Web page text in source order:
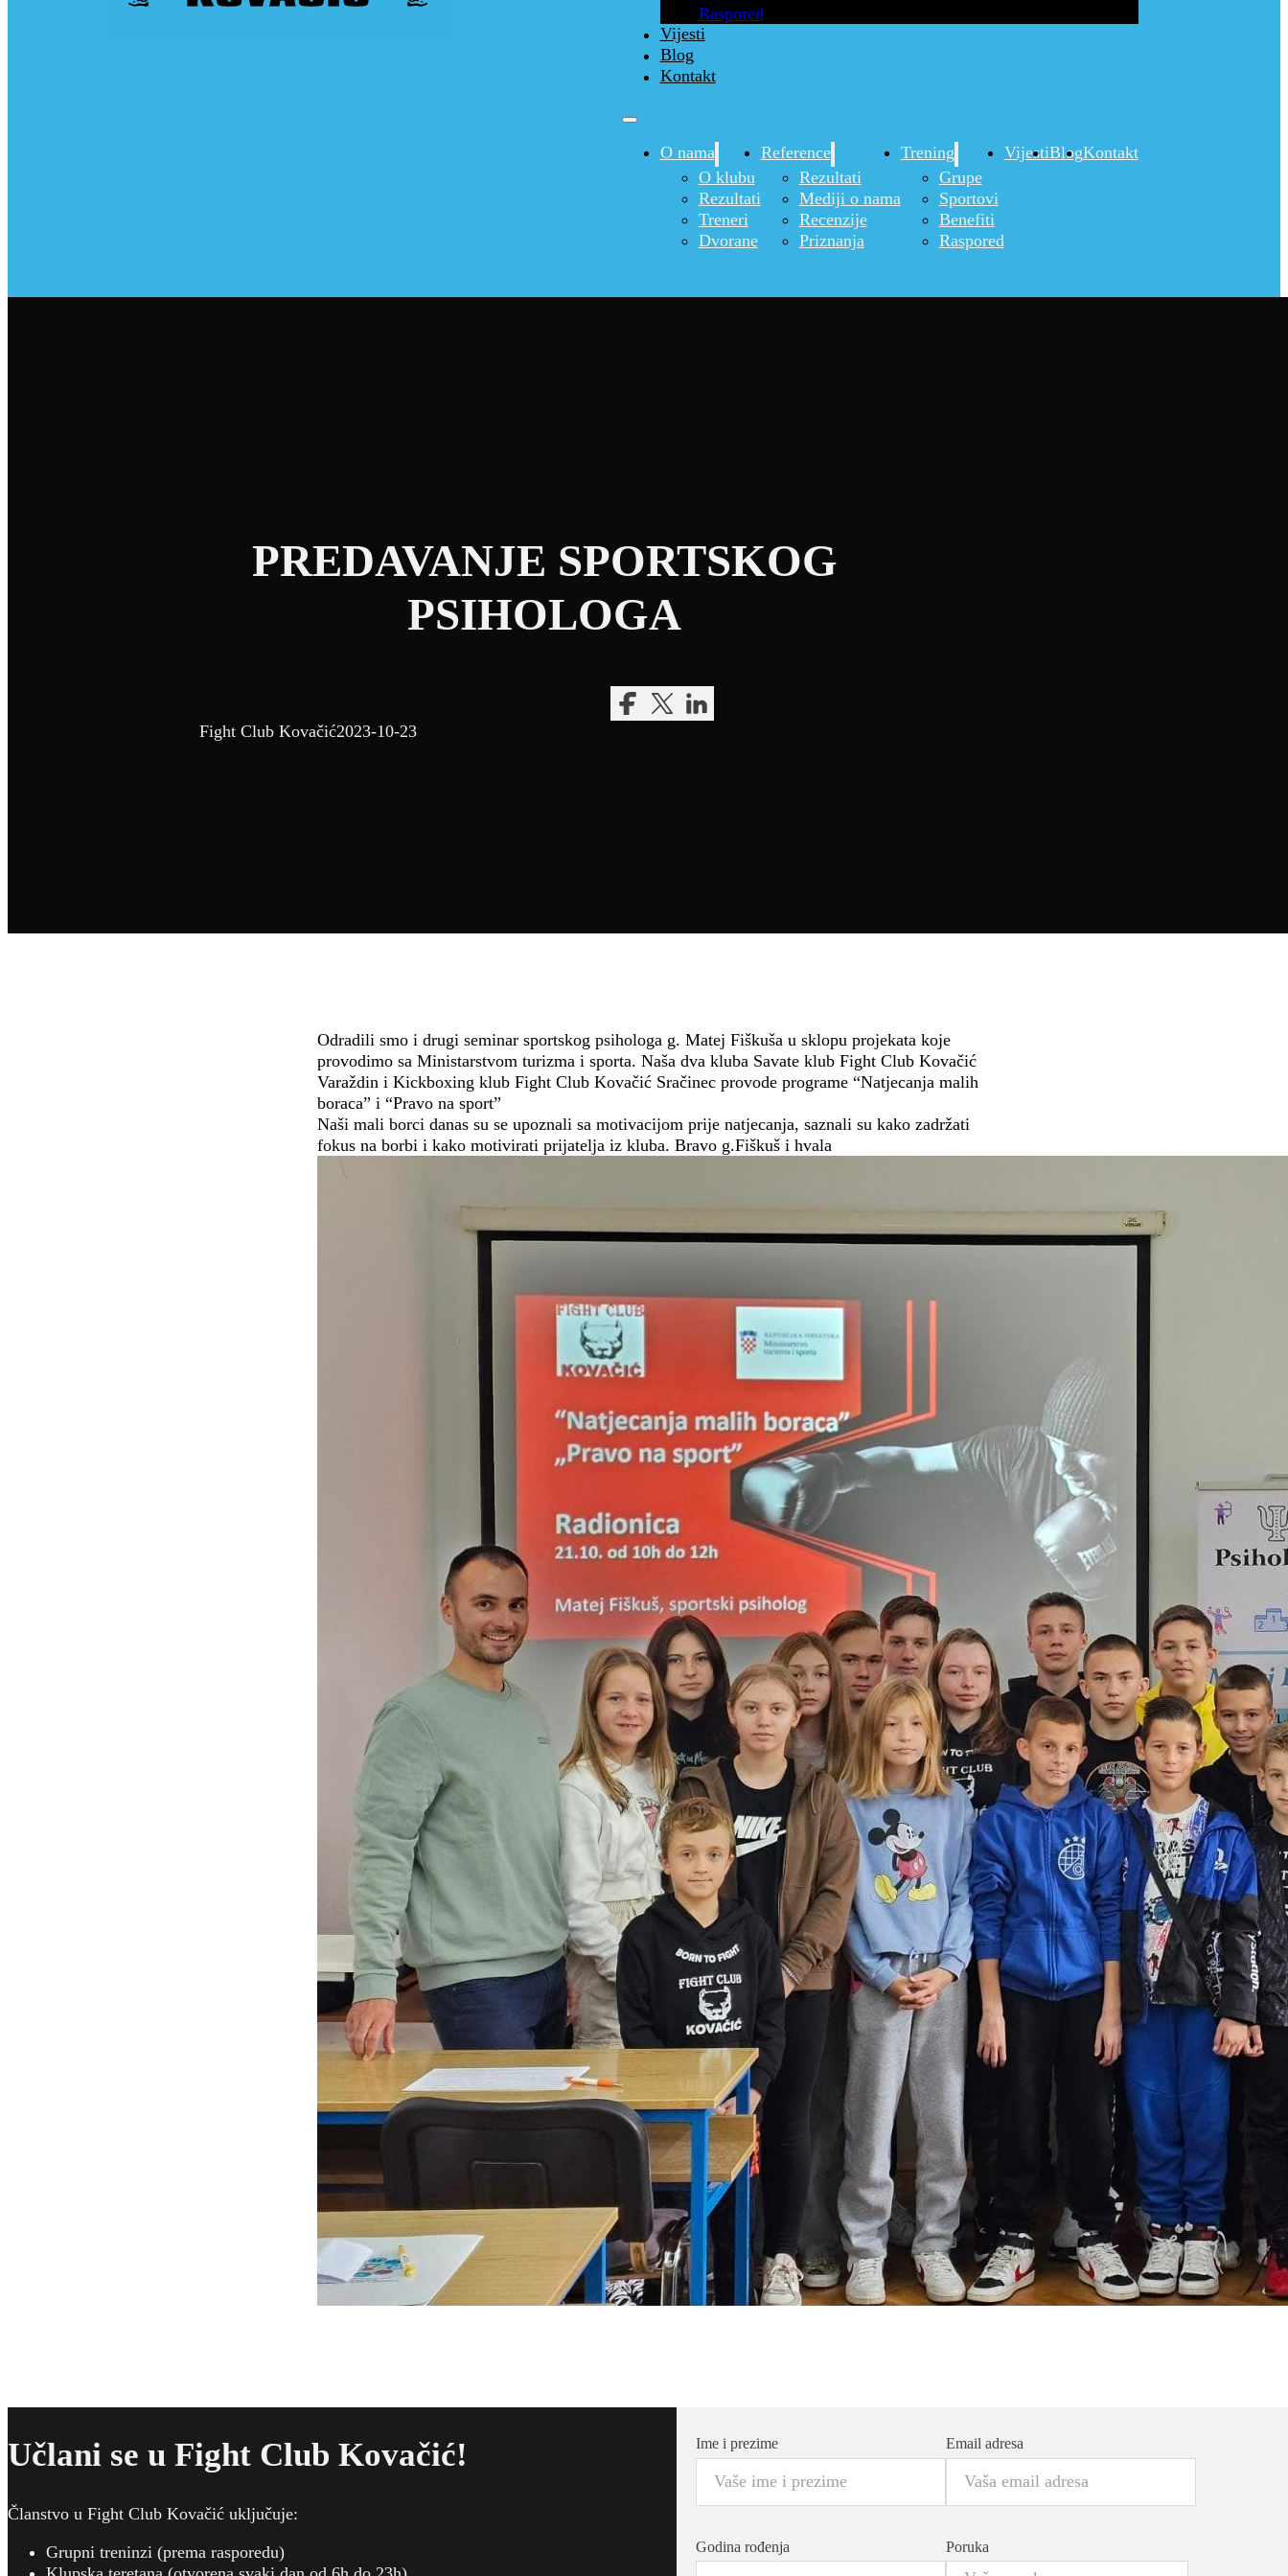
Raspored
Vijesti
Blog
Kontakt
O nama
O klubu
Rezultati
Treneri
Dvorane
Reference
Rezultati
Mediji o nama
Recenzije
Priznanja
Trening
Grupe
Sportovi
Benefiti
Raspored
VijestiBlogKontakt
PREDAVANJE SPORTSKOG
PSIHOLOGA
Podijeli na Facebook
Podijeli na Twitter ili X
Podijeli na LinkedIn
Fight Club Kovačić2023-10-23
Odradili smo i drugi seminar sportskog psihologa g. Matej Fiškuša u sklopu projekata koje
provodimo sa Ministarstvom turizma i sporta. Naša dva kluba Savate klub Fight Club Kovačić
Varaždin i Kickboxing klub Fight Club Kovačić Sračinec provode programe “Natjecanja malih
boraca” i “Pravo na sport”
Naši mali borci danas su se upoznali sa motivacijom prije natjecanja, saznali su kako zadržati
fokus na borbi i kako motivirati prijatelja iz kluba. Bravo g.Fiškuš i hvala
Učlani se u Fight Club Kovačić!
Članstvo u Fight Club Kovačić uključuje:
Grupni treninzi (prema rasporedu)
Ime i prezime Email adresa
Godina rođenja Poruka